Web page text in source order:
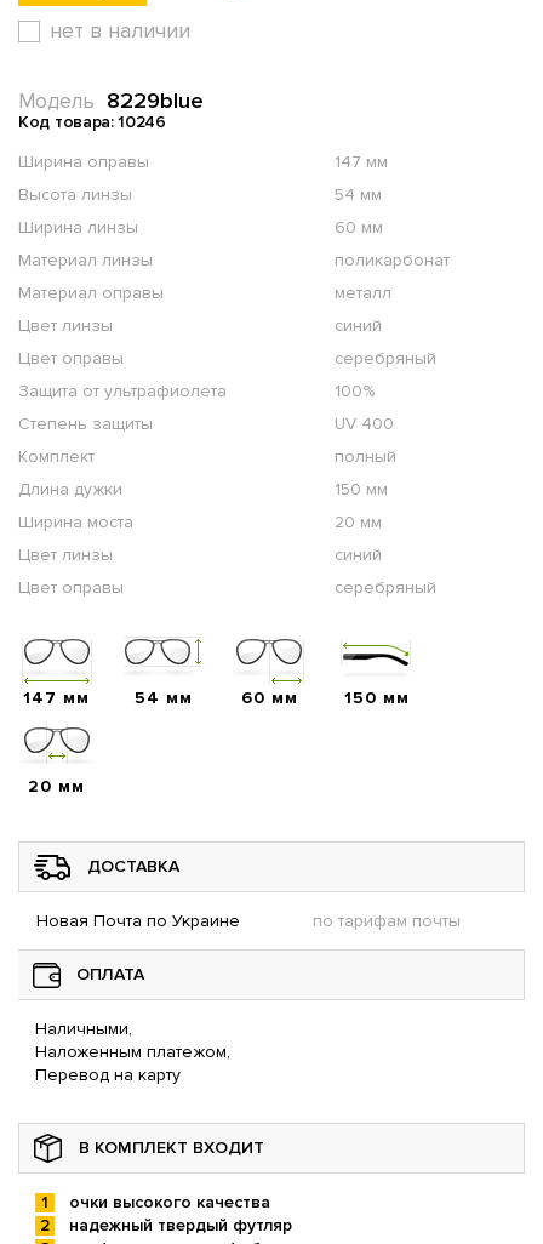
нет в наличии
8229blue
Модель
Код товара: 10246
Ширина оправы
147 мм
Высота линзы
54 мм
Ширина линзы
60 мм
Материал линзы
поликарбонат
Материал оправы
металл
Цвет линзы
синий
Цвет оправы
серебряный
Защита от ультрафиолета
100%
Степень защиты
UV 400
Комплект
полный
Длина дужки
150 мм
Ширина моста
20 мм
Цвет линзы
синий
Цвет оправы
серебряный
147 мм 54 мм 60 мм 150 мм
20 мм
ДОСТАВКА
Новая Почта по Украине по тарифам почты
ОПЛАТА
Наличными,
Наложенным платежом,
Перевод на карту
В КОМПЛЕКТ ВХОДИТ
очки высокого качества
надежный твердый футляр